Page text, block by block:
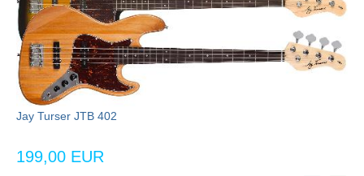
Jay Turser JTB 402
199,00 EUR